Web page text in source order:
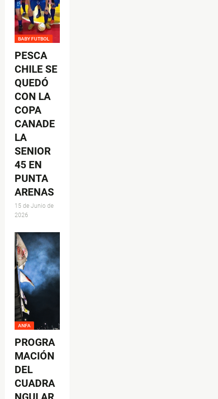
BABY FUTBOL
PESCA
CHILE SE
QUEDÓ
CON LA
COPA
CANADE
LA
SENIOR
45 EN
PUNTA
ARENAS
15 de Junio de
2026
ANFA
PROGRA
MACIÓN
DEL
CUADRA